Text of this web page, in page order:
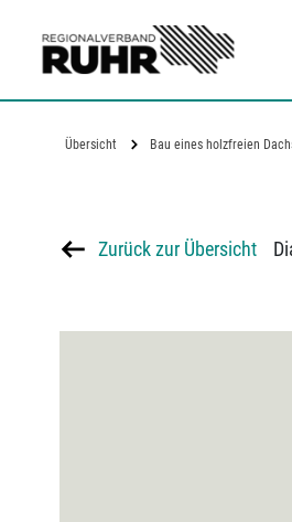
Übersicht Bau eines holzfreien
Zurück zur Übersicht